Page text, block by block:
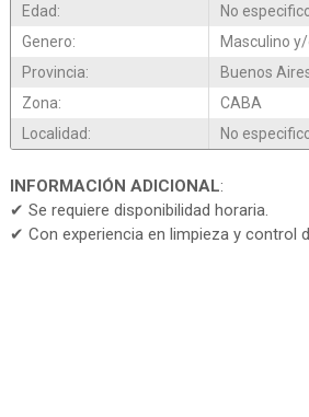
Edad:
No
Genero:
Masculino
Provincia:
Buenos
Zona:
CABA
Localidad:
No
INFORMACIÓN ADICIONAL:
✔ Se requiere disponibilidad horaria.
✔ Con experiencia en limpieza y control